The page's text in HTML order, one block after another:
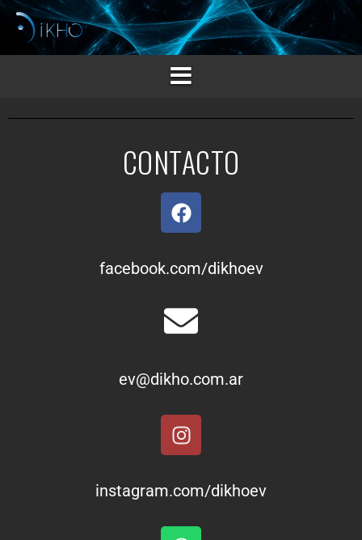
CONTACTO
facebook.com/dikhoev
ev@dikho.com.ar
instagram.com/dikhoev